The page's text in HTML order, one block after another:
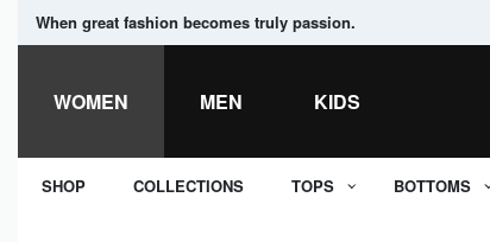
When great fashion becomes truly passion.
WOMEN MEN KIDS
SHOP COLLECTIONS TOPS BOTTOMS